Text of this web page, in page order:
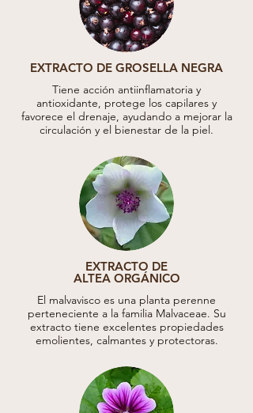
EXTRACTO DE GROSELLA NEGRA
Tiene acción antiinflamatoria y
antioxidante, protege los capilares y
favorece el drenaje, ayudando a mejorar la
circulación y el bienestar de la piel.
EXTRACTO DE
ALTEA ORGÁNICO
El malvavisco es una planta perenne
perteneciente a la familia Malvaceae. Su
extracto tiene excelentes propiedades
emolientes, calmantes y protectoras.